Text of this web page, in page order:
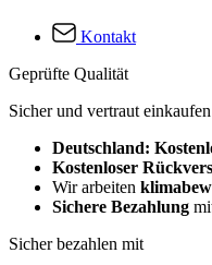
Kontakt
Geprüfte Qualität
Sicher und vertraut einkaufen
Deutschland:
Kostenloser
Wir arbeiten
Sichere Bezahlung
Sicher bezahlen mit